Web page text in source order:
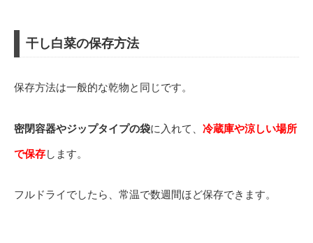
干し白菜の保存方法
保存方法は一般的な乾物と同じです。
密閉容器やジップタイプの袋に入れて、 冷蔵庫や涼しい場所
で保存します。
フルドライでしたら、常温で数週間ほど保存できます。